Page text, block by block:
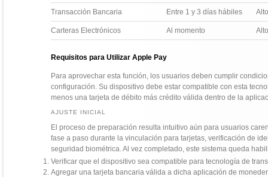
Transacción Bancaria Entre 1 y 3 días hábiles
Carteras Electrónicos Al momento
Requisitos para Utilizar Apple Pay
Para aprovechar esta función, los usuarios deben cumplir
configuración. Su dispositivo debe estar compatible con esta
menos una tarjeta de débito más crédito válida dentro de la
AJUSTE INICIAL
El proceso de preparación resulta intuitivo aún para usuarios
fase a paso durante la vinculación para tarjetas, verificación de
seguridad biométrica. Al vez completado, este sistema queda
Verificar que el dispositivo sea compatible para tecnología de
Agregar una tarjeta bancaria válida a dicha aplicación de